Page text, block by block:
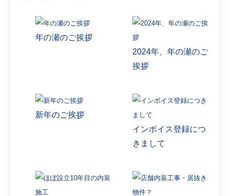
年の瀬のご挨拶
2024年、年の瀬のご
挨拶
新年のご挨拶
インボイス登録につ
きまして